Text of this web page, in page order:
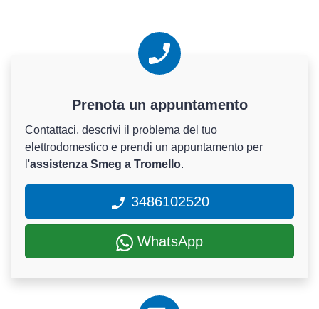
Prenota un appuntamento
Contattaci, descrivi il problema del tuo
elettrodomestico e prendi un appuntamento per
l'assistenza Smeg a Tromello.
3486102520
WhatsApp